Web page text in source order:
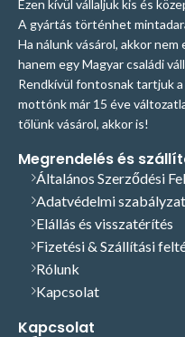
Ezen kívül vállaljuk kis és
A gyártás történhet
Ha nálunk vásárol, akkor
hanem egy Magyar családi
Rendkívül fontosnak tartjuk
mottónk már 15 éve
tőlünk vásárol, akkor is!
Megrendelés és
Általános Szerződési
Adatvédelmi szabályzat
Elállás és visszatérítés
Fizetési & Szállítási
Rólunk
Kapcsolat
Kapcsolat